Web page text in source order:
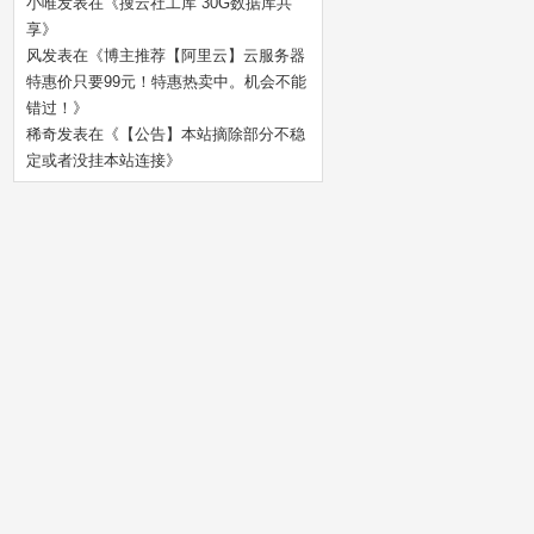
享》
风发表在《博主推荐【阿里云】云服务器
特惠价只要99元！特惠热卖中。机会不能
错过！ 》
稀奇发表在《 【公告】本站摘除部分不稳
定或者没挂本站连接》